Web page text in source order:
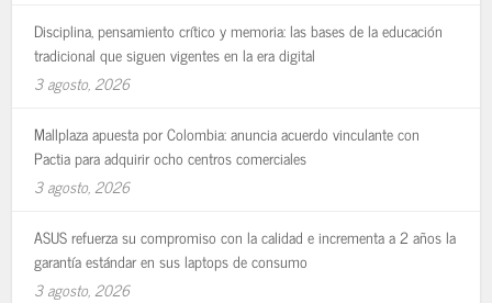
Disciplina, pensamiento crítico y memoria: las bases de la educación
tradicional que siguen vigentes en la era digital
3 agosto, 2026
Mallplaza apuesta por Colombia: anuncia acuerdo vinculante con
Pactia para adquirir ocho centros comerciales
3 agosto, 2026
ASUS refuerza su compromiso con la calidad e incrementa a 2 años la
garantía estándar en sus laptops de consumo
3 agosto, 2026